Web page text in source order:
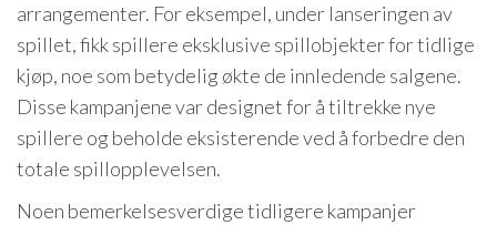
arrangementer. For eksempel, under lanseringen av
spillet, fikk spillere eksklusive spillobjekter for tidlige
kjøp, noe som betydelig økte de innledende salgene.
Disse kampanjene var designet for å tiltrekke nye
spillere og beholde eksisterende ved å forbedre den
totale spillopplevelsen.
Noen bemerkelsesverdige tidligere kampanjer